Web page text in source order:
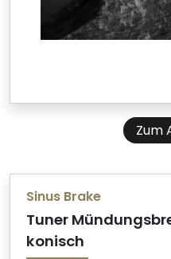
Zum
Sinus Brake
Tuner
konisch